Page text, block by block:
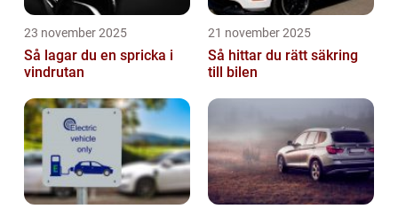
23 november 2025
Så lagar du en spricka i
vindrutan
21 november 2025
Så hittar du rätt säkring
till bilen